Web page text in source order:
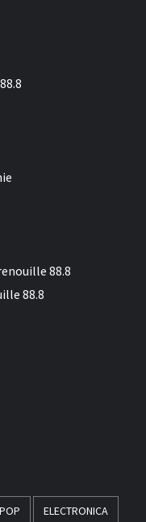
88.8
88.8
POP ELECTRONICA